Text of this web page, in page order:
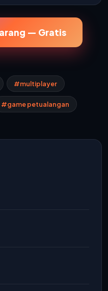
— Gratis
#multiplayer
#game petualangan